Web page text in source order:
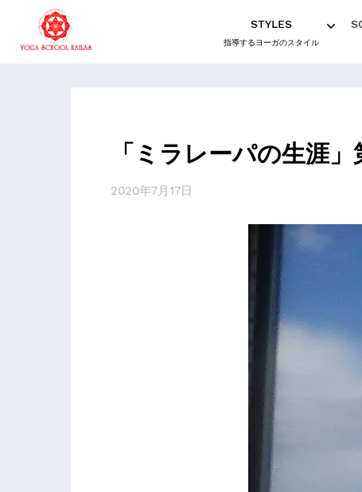
STYLES
指導するヨーガのスタイル
「ミラレーパの生涯」
2020年7月17日